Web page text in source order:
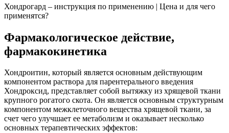
Хондрогард – инструкция по применению | Цена и для чего
применятся?
Фармакологическое действие,
фармакокинетика
Хондроитин, который является основным действующим
компонентом раствора для парентерального введения
Хондроксид, представляет собой вытяжку из хрящевой ткани
крупного рогатого скота. Он является основным структурным
компонентом межклеточного вещества хрящевой ткани, за
счет чего улучшает ее метаболизм и оказывает несколько
основных терапевтических эффектов: